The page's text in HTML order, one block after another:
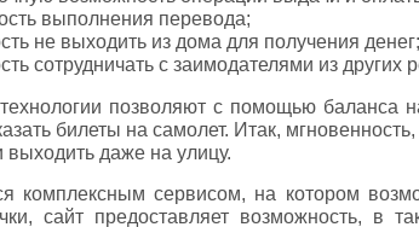
выполнения перевода;
не выходить из дома для получения денег;
сотрудничать с заимодателями из других
позволяют с помощью баланса
билеты на самолет. Итак,
выходить даже на улицу.
комплексным сервисом, на котором
сайт предоставляет возможность, в